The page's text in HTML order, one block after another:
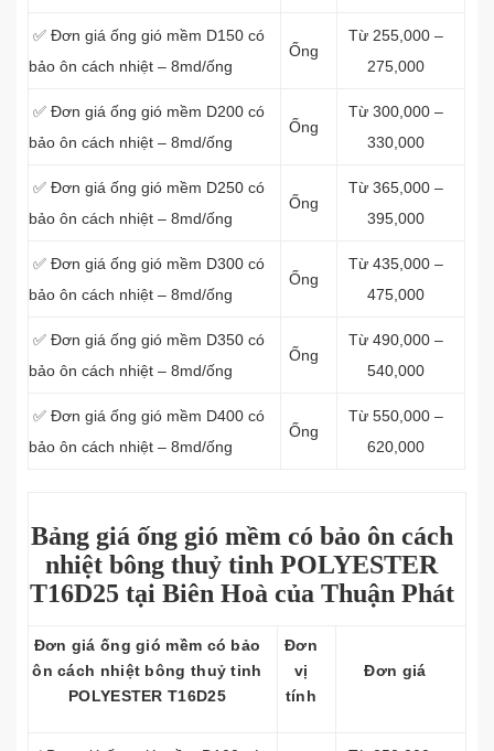
✅ Đơn giá ống gió mềm D150 có
bảo ôn cách nhiệt – 8md/ống
Ống
Từ 255,000 –
275,000
✅ Đơn giá ống gió mềm D200 có
bảo ôn cách nhiệt – 8md/ống
Ống
Từ 300,000 –
330,000
✅ Đơn giá ống gió mềm D250 có
bảo ôn cách nhiệt – 8md/ống
Ống
Từ 365,000 –
395,000
✅ Đơn giá ống gió mềm D300 có
bảo ôn cách nhiệt – 8md/ống
Ống
Từ 435,000 –
475,000
✅ Đơn giá ống gió mềm D350 có
bảo ôn cách nhiệt – 8md/ống
Ống
Từ 490,000 –
540,000
✅ Đơn giá ống gió mềm D400 có
bảo ôn cách nhiệt – 8md/ống
Ống
Từ 550,000 –
620,000
Bảng giá ống gió mềm có bảo ôn cách
nhiệt bông thuỷ tinh POLYESTER
T16D25 tại Biên Hoà của Thuận Phát
Đơn giá ống gió mềm có bảo
ôn cách nhiệt bông thuỷ tinh
POLYESTER T16D25
Đơn
vị
tính
Đơn giá